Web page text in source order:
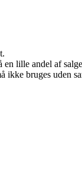
lille andel af
ikke bruges uden